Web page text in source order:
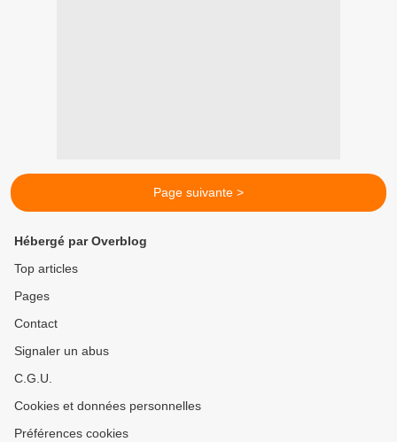
Page suivante >
Hébergé par Overblog
Top articles
Pages
Contact
Signaler un abus
C.G.U.
Cookies et données personnelles
Préférences cookies